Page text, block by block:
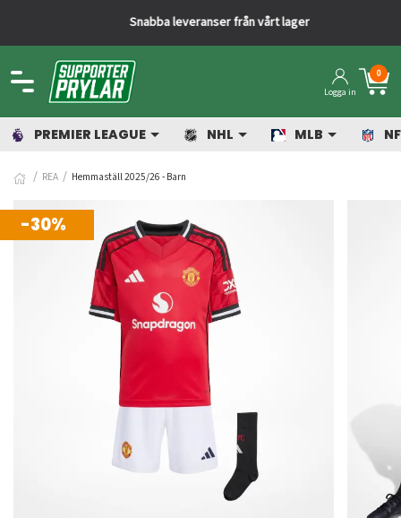
Snabba leveranser från vårt lager
Logga in
0
PREMIER LEAGUE NHL MLB
REA Hemmaställ 2025/26 - Barn
-30%